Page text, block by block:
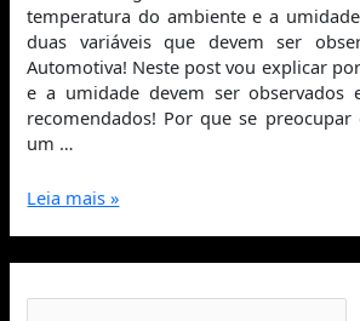
temperatura do ambiente e a
duas variáveis que devem ser
Automotiva! Neste post vou explicar
e a umidade devem ser observados
recomendados! Por que se preocupar
um …
Leia mais »